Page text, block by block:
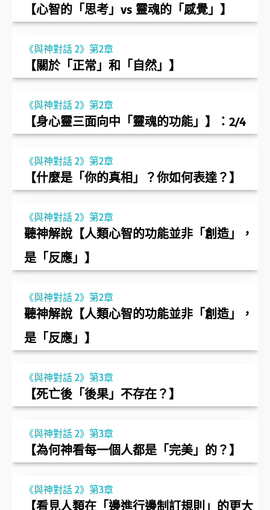
【心智的「思考」vs 靈魂的「感覺」】
《與神對話 2》第2章
【關於「正常」和「自然」】
《與神對話 2》第2章
【身心靈三面向中「靈魂的功能」】：2/4
《與神對話 2》第2章
【什麼是「你的真相」？你如何表達？】
《與神對話 2》第2章
聽神解說【人類心智的功能並非「創造」，
是「反應」】
《與神對話 2》第2章
聽神解說【人類心智的功能並非「創造」，
是「反應」】
《與神對話 2》第3章
【死亡後「後果」不存在？】
《與神對話 2》第3章
【為何神看每一個人都是「完美」的？】
《與神對話 2》第3章
【看見人類在「邊進行邊制訂規則」的更大